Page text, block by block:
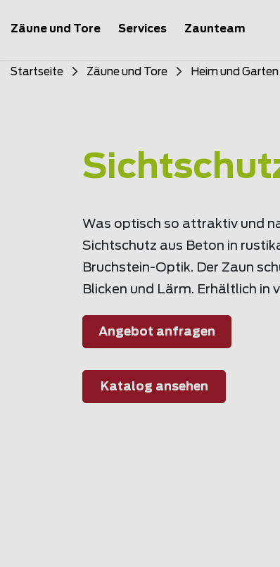
Zäune und Tore Services Zaunteam
Startseite Zäune und Tore Heim und Garten
Was optisch so attraktiv und
Sichtschutz aus Beton in
Bruchstein-Optik. Der Zaun
Blicken und Lärm. Erhältlich in
Angebot anfragen
Katalog ansehen